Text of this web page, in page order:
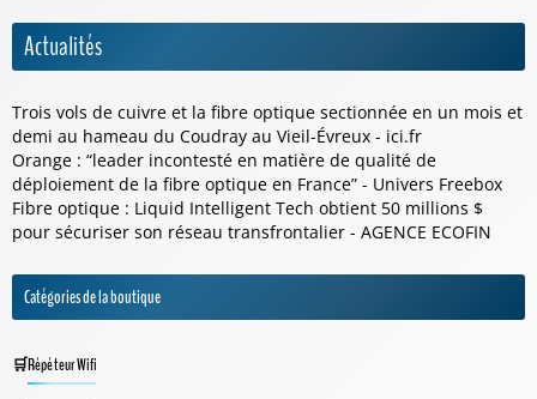
Actualités
Trois vols de cuivre et la fibre optique sectionnée en un mois et
demi au hameau du Coudray au Vieil-Évreux - ici.fr
Orange : “leader incontesté en matière de qualité de
déploiement de la fibre optique en France” - Univers Freebox
Fibre optique : Liquid Intelligent Tech obtient 50 millions $
pour sécuriser son réseau transfrontalier - AGENCE ECOFIN
Catégories de la boutique
Répéteur Wifi